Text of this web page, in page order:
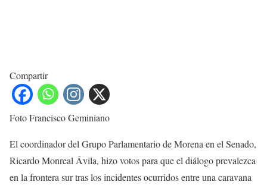
Compartir
Foto Francisco Geminiano
El coordinador del Grupo Parlamentario de Morena en el Senado,
Ricardo Monreal Ávila, hizo votos para que el diálogo prevalezca
en la frontera sur tras los incidentes ocurridos entre una caravana